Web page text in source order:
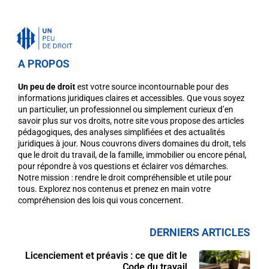
A PROPOS
Un peu de droitest votre source incontournable pour des
informations juridiques claires et accessibles. Que vous soyez
un particulier, un professionnel ou simplement curieux d’en
savoir plus sur vos droits, notre site vous propose des articles
pédagogiques, des analyses simplifiées et des actualités
juridiques à jour. Nous couvrons divers domaines du droit, tels
que le droit du travail, de la famille, immobilier ou encore pénal,
pour répondre à vos questions et éclairer vos démarches.
Notre mission : rendre le droit compréhensible et utile pour
tous. Explorez nos contenus et prenez en main votre
compréhension des lois qui vous concernent.
DERNIERS ARTICLES
Licenciement et préavis : ce que dit le